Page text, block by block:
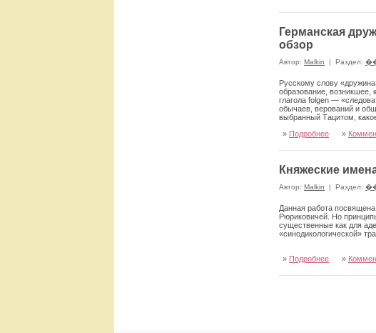
Германская
обзор
Автор: Malkin | Раздел:
Русскому слову
образование, воз­никшее,
глагола folgen —
обычаев, верований и
выбранный Тацитом,
» Подробнее »
Княжеские
Автор: Malkin | Раздел:
Данная работа
Рюриковичей. Но
существенные как для
«синодикологической»
» Подробнее »